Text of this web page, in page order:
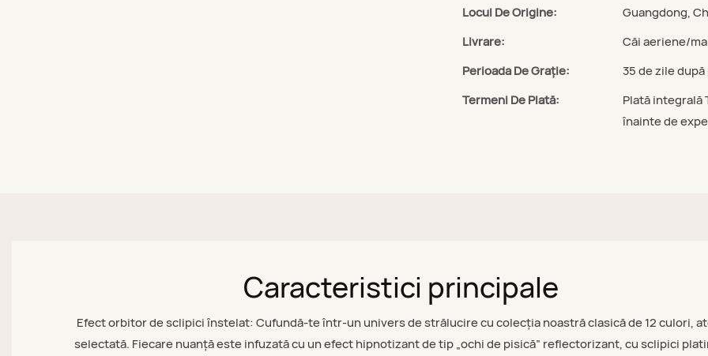
Locul De Origine:
Guangdong,
Livrare:
Căi aeriene/
Perioada De Graţie:
35 de zile
Termeni De Plată:
Plată integrală
înainte de
Caracteristici principale
Efect orbitor de sclipici înstelat: Cufundă-te într-un univers de strălucire cu colecția noastră clasică de 12 culori,
selectată. Fiecare nuanță este infuzată cu un efect hipnotizant de tip „ochi de pisică” reflectorizant, cu sclipici